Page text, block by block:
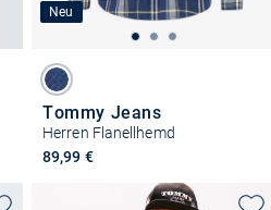
Neu
Tommy Jeans
Herren Flanellhemd
89,99 €